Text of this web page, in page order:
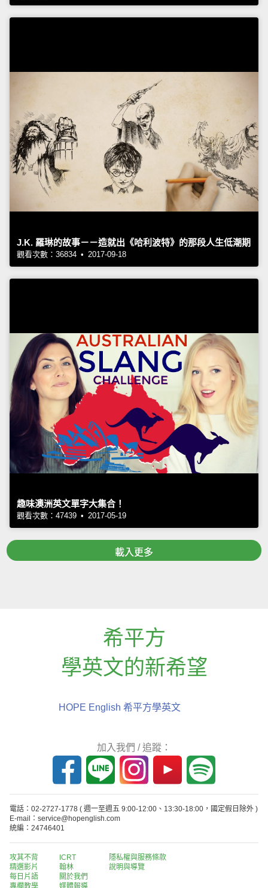
J.K. 羅琳的故事－－造就出《哈利波特》的那段人生低潮期
觀看次數：36834 • 2017-09-18
趣味澳洲英文單字大集合！
觀看次數：47439 • 2017-05-19
載入更多
希平方
學英文的新希望
HOPE English 希平方學英文
加入我們 / 追蹤：
電話：02-2727-1778 ( 週一至週五 9:00-12:00、13:30-18:00，國定假日除外 )
E-mail：service@hopenglish.com
統編：24746401
攻其不背
精選影片
每日片語
專欄教學
ICRT
翰林
關於我們
媒體報導
隱私權與服務條款
說明與導覽